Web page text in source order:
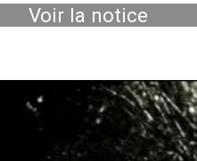
Voir la notice